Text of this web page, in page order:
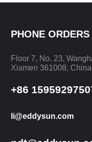
PHONE ORDERS
Floor 7, No. 23,
Xiamen 361008, China
+86
li@eddysun.com